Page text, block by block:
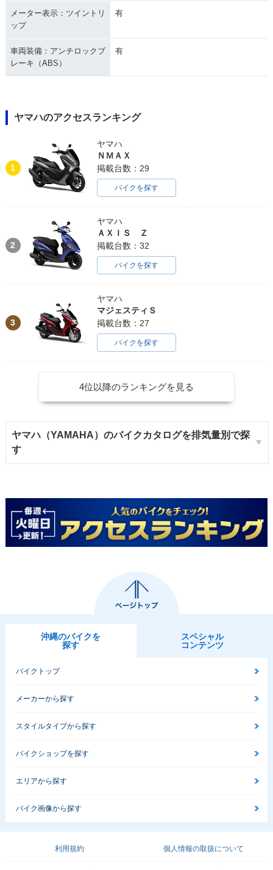
メーター表示：ツイントリ
ップ
有
車両装備：アンチロックブ
レーキ（ABS）
有
ヤマハのアクセスランキング
1
ヤマハ
ＮＭＡＸ
掲載台数：29
バイクを探す
2
ヤマハ
ＡＸＩＳ Ｚ
掲載台数：32
バイクを探す
3
ヤマハ
マジェスティＳ
掲載台数：27
バイクを探す
4位以降のランキングを見る
ヤマハ（YAMAHA）のバイクカタログを排気量別で探
す
沖縄のバイクを
探す
スペシャル
コンテンツ
バイクトップ
メーカーから探す
スタイルタイプから探す
バイクショップを探す
エリアから探す
バイク画像から探す
利用規約 個人情報の取扱について